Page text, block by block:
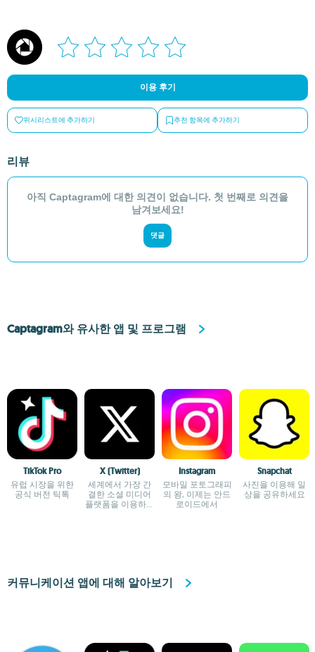
이용 후기
위시리스트에 추가하기 추천 항목에 추가하기
리뷰
아직 Captagram에 대한 의견이 없습니다. 첫 번째로 의견을
남겨보세요!
댓글
Captagram와 유사한 앱 및 프로그램
TikTok Pro
유럽 시장을 위한
공식 버전 틱톡
X (Twitter)
세계에서 가장 간
결한 소셜 미디어
플랫폼을 이용하세
Instagram
모바일 포토그래피
의 왕, 이제는 안드
로이드에서
Snapchat
사진을 이용해 일
상을 공유하세요
커뮤니케이션 앱에 대해 알아보기